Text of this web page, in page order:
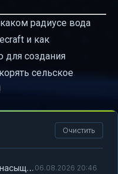
радиусе вода
и как
для создания
сельское
Очистить
В каком радиусе вода может насыщать землю в Minecraft 06.08.2026 20:46